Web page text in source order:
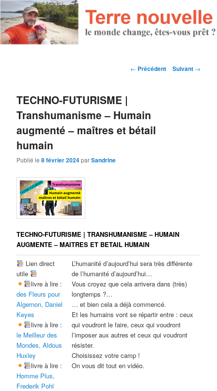
Navigation des articles
← Précédent Suivant →
TECHNO-FUTURISME |
Transhumanisme – Humain
augmenté – maîtres et bétail
humain
Publié le8 février 2024parSandrine
TECHNO-FUTURISME | TRANSHUMANISME – HUMAIN
AUGMENTE – MAITRES ET BETAIL HUMAIN
Lien direct
utile
livre à lire :
des Fleurs pour
Algernon, Daniel
Keyes
livre à lire :
le Meilleur des
Mondes, Aldous
Huxley
livre à lire :
Homme Plus,
Frederik Pohl
L’humanité d’aujourd’hui sera très différente
de l’humanité d’aujourd’hui…
Vous croyez que cela arrivera dans (très)
longtemps ?…
… et bien cela a déjà commencé.
Et les humains vont se répartir entre : ceux
qui voudront le faire, ceux qui voudront
l’imposer aux autres et ceux qui voudront
résister.
Choisissez votre camp !
On vous dit tout en vidéo.